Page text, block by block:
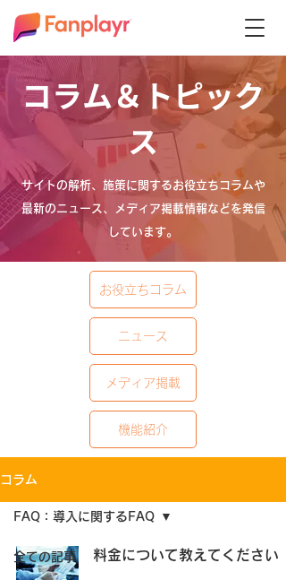
コラム＆トピック
ス
サイトの解析、施策に関するお役立ちコラムや
最新のニュース、メディア掲載情報などを発信
しています。
お役立ちコラム
ニュース
メディア掲載
機能紹介
コラム
全ての記事
FAQ：導入に関するFAQ
料金について教えてください